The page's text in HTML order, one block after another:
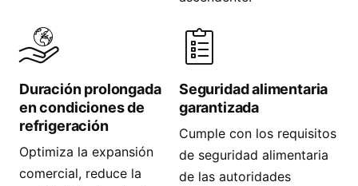
Duración prolongada
en condiciones de
refrigeración
Optimiza la expansión
comercial, reduce la
Seguridad alimentaria
garantizada
Cumple con los requisitos
de seguridad alimentaria
de las autoridades